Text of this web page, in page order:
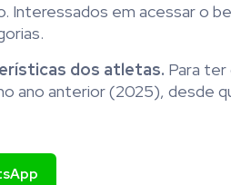
Interessados em acessar o
dos atletas. Para
ano anterior (2025), desde